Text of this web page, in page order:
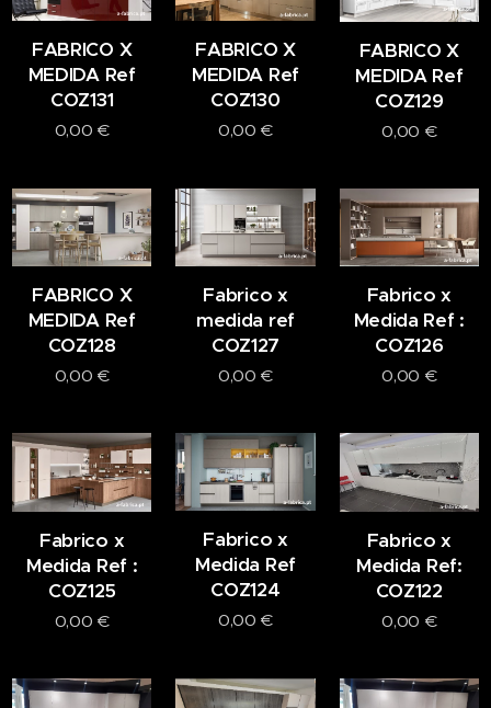
FABRICO X
MEDIDA Ref
COZ131
0,00 €
FABRICO X
MEDIDA Ref
COZ130
0,00 €
FABRICO X
MEDIDA Ref
COZ129
0,00 €
FABRICO X
MEDIDA Ref
COZ128
0,00 €
Fabrico x
medida ref
COZ127
0,00 €
Fabrico x
Medida Ref :
COZ126
0,00 €
Fabrico x
Medida Ref :
COZ125
0,00 €
Fabrico x
Medida Ref
COZ124
0,00 €
Fabrico x
Medida Ref:
COZ122
0,00 €